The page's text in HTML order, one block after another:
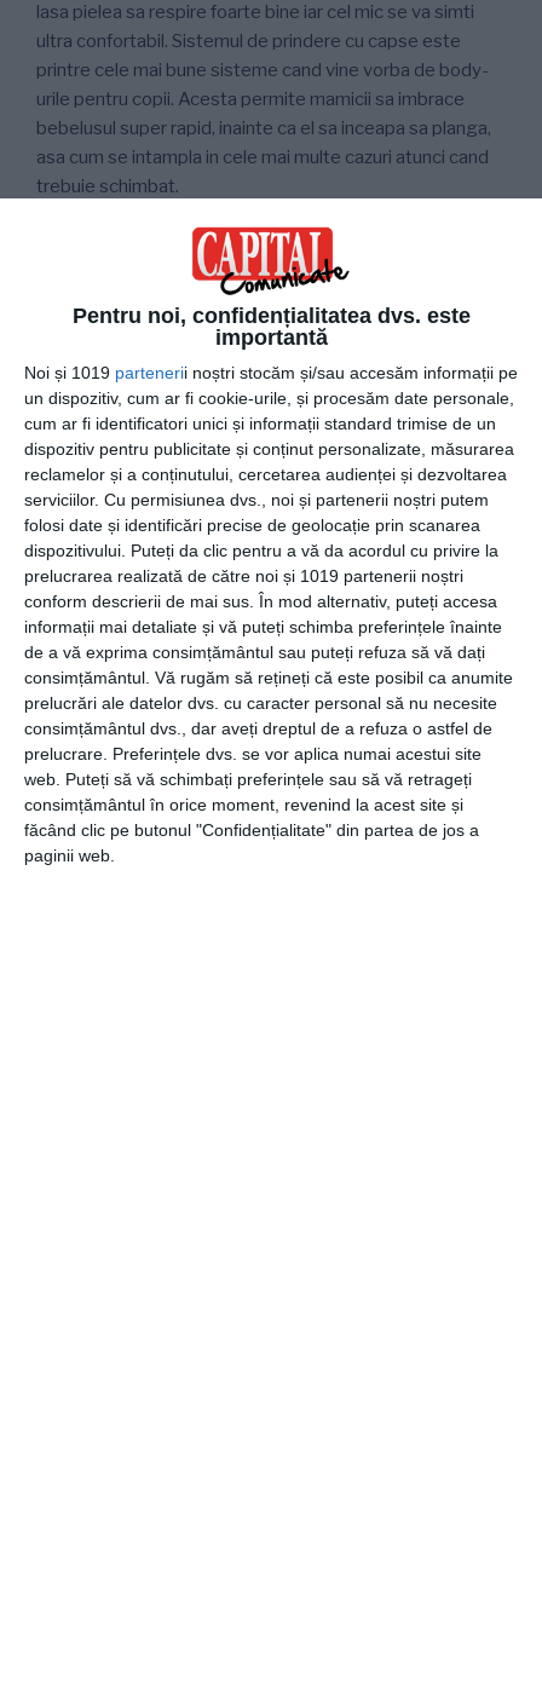
Pentru noi, confidențialitatea dvs. este
importantă
Noi și 1019 partenerii noștri stocăm și/sau accesăm informații pe
un dispozitiv, cum ar fi cookie-urile, și procesăm date personale,
cum ar fi identificatori unici și informații standard trimise de un
dispozitiv pentru publicitate și conținut personalizate, măsurarea
reclamelor și a conținutului, cercetarea audienței și dezvoltarea
serviciilor. Cu permisiunea dvs., noi și partenerii noștri putem
folosi date și identificări precise de geolocație prin scanarea
dispozitivului. Puteți da clic pentru a vă da acordul cu privire la
prelucrarea realizată de către noi și 1019 partenerii noștri
conform descrierii de mai sus. În mod alternativ, puteți accesa
informații mai detaliate și vă puteți schimba preferințele înainte
de a vă exprima consimțământul sau puteți refuza să vă dați
consimțământul. Vă rugăm să rețineți că este posibil ca anumite
prelucrări ale datelor dvs. cu caracter personal să nu necesite
consimțământul dvs., dar aveți dreptul de a refuza o astfel de
prelucrare. Preferințele dvs. se vor aplica numai acestui site
web. Puteți să vă schimbați preferințele sau să vă retrageți
consimțământul în orice moment, revenind la acest site și
făcând clic pe butonul "Confidențialitate" din partea de jos a
paginii web.
lasa pielea sa respire foarte bine iar cel mic se va simti
ultra confortabil. Sistemul de prindere cu capse este
printre cele mai bune sisteme cand vine vorba de body-
urile pentru copii. Acesta permite mamicii sa imbrace
bebelusul super rapid, inainte ca el sa inceapa sa planga,
asa cum se intampla in cele mai multe cazuri atunci cand
trebuie schimbat.
3. Salopetele cu maneca scurta si pantaloni scurti
Croiul lejer pe care il au aceste salopete il va face pe cel
mic sa se simta confortabil si relaxat. In plus, ii permite sa
se miste fara sa se simta, in vreun fel, incomod. In general,
aceste salopete sunt confectionate tot din bumbac
100%, material care este moale si pufos si nu irita pielea,
prevenind in acest mod orice fel de reactii alergice, iritatii,
sau chiar transpiratie excesiva. Il poti imbraca pe cel mic
cu o salopeta de acest gen atat la o plimbare cat si in
casa pe postd e pijama. Asadar, asigura-te ca ai in
garderoba celui mic cateva salopete cu maneca scurta si
pantaloni scurti.
4.Bluzele din bumbac cu maneca lunga si capse
Pentru zilele un pic mai racoroase de vara, poti folosi cu
incredere bluzele din bumbac cu maneca lunga si capse.
Chiar daca predominanta este vremea calda, nu stii cand
incepe ploaia sau se strica vremea si tu trebuie sa iesi cu